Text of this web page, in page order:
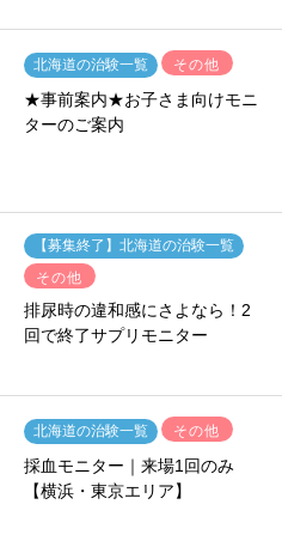
北海道の治験一覧 その他
★事前案内★お子さま向けモニ
ターのご案内
【募集終了】北海道の治験一覧
その他
排尿時の違和感にさよなら！2
回で終了サプリモニター
北海道の治験一覧 その他
採血モニター｜来場1回のみ
【横浜・東京エリア】